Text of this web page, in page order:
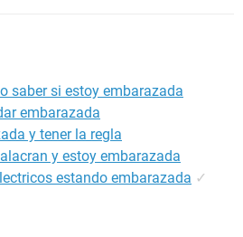
saber si estoy embarazada
embarazada
y tener la regla
y estoy embarazada
estando embarazada ✓